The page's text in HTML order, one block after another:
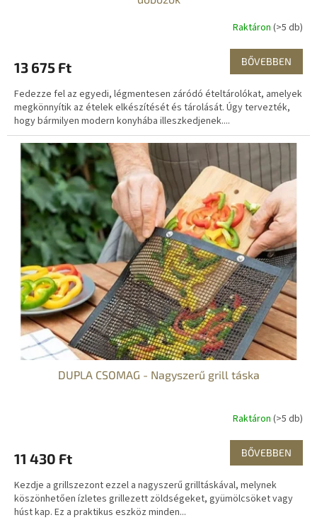
Raktáron (>5 db)
13 675 Ft BŐVEBBEN
Fedezze fel az egyedi, légmentesen záródó ételtárolókat, amelyek
megkönnyítik az ételek elkészítését és tárolását. Úgy tervezték,
hogy bármilyen modern konyhába illeszkedjenek....
DUPLA CSOMAG - Nagyszerű grill táska
Raktáron (>5 db)
11 430 Ft BŐVEBBEN
Kezdje a grillszezont ezzel a nagyszerű grilltáskával, melynek
köszönhetően ízletes grillezett zöldségeket, gyümölcsöket vagy
húst kap. Ez a praktikus eszköz minden...